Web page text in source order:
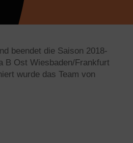
beendet die Saison 2018-
B Ost Wiesbaden/Frankfurt
wurde das Team von